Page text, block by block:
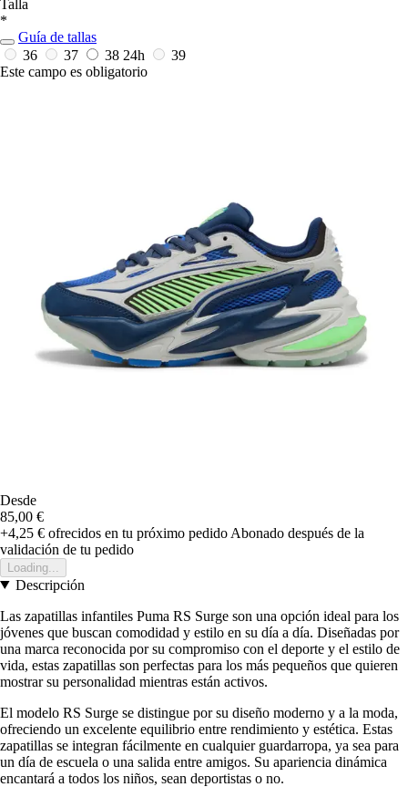
Talla
*
Guía de tallas
36
37 38 24h
39
Este campo es obligatorio
Desde
85,00 €
+4,25 € ofrecidos en tu próximo pedido Abonado después de la
validación de tu pedido
Loading...
Descripción
Las zapatillas infantiles Puma RS Surge son una opción ideal para los
jóvenes que buscan comodidad y estilo en su día a día. Diseñadas por
una marca reconocida por su compromiso con el deporte y el estilo de
vida, estas zapatillas son perfectas para los más pequeños que quieren
mostrar su personalidad mientras están activos.
El modelo RS Surge se distingue por su diseño moderno y a la moda,
ofreciendo un excelente equilibrio entre rendimiento y estética. Estas
zapatillas se integran fácilmente en cualquier guardarropa, ya sea para
un día de escuela o una salida entre amigos. Su apariencia dinámica
encantará a todos los niños, sean deportistas o no.